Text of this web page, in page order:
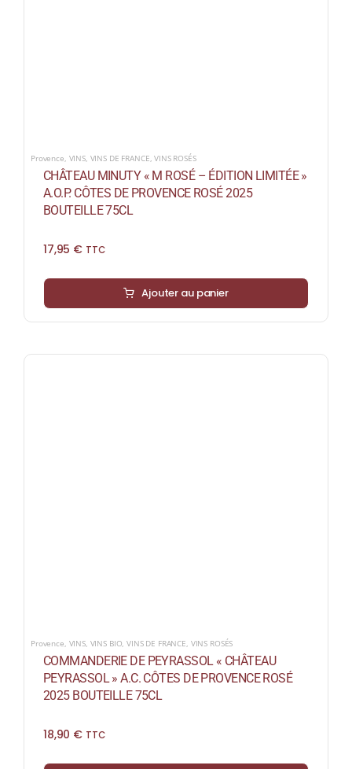
Provence VINS, VINS DE FRANCE ,VINS ROSÉS
CHÂTEAU MINUTY « M ROSÉ – ÉDITION LIMITÉE »
A.O.P. CÔTES DE PROVENCE ROSÉ 2025
BOUTEILLE 75CL
17,95 € TTC
Ajouter au panier
Provence VINS, VINS BIO ,VINS DE FRANCE VINS ROSÉS
COMMANDERIE DE PEYRASSOL « CHÂTEAU
PEYRASSOL » A.C. CÔTES DE PROVENCE ROSÉ
2025 BOUTEILLE 75CL
18,90 € TTC